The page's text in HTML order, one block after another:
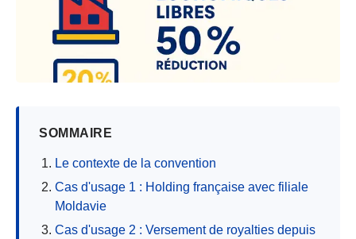
SOMMAIRE
Le contexte de la convention
Cas d'usage 1 : Holding française avec filiale
Moldavie
Cas d'usage 2 : Versement de royalties depuis